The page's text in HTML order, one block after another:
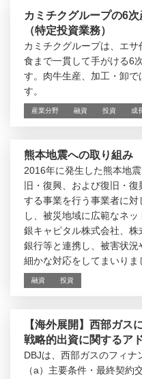
カミチクグループの6
（特定投資業務）
カミチクグループは、エ
食まで一貫して手がける6
す。肉牛生産、加工・卸
す。
産業分野 融資 投資 成
熊本地震への取り組み
2016年に発生した熊本地
旧・復興、および復旧・
する事業を行う事業者に
し、被災地域に広範なネ
銀キャピタル株式会社、
銀行等と連携し、被害状
細かな対応をしてまいりま
融資 投資
【海外展開】西部ガス
戦略的出資に関するア
DBJは、西部ガスのフィナ
（a）主要条件・最終契約